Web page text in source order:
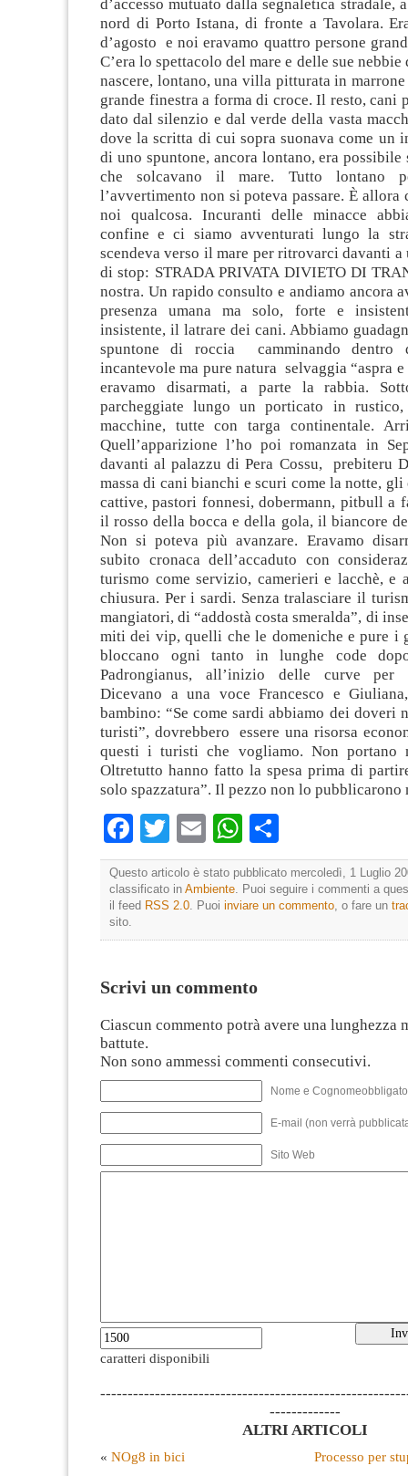
d’accesso mutuato dalla segnaletica stradale,
nord di Porto Istana, di fronte a Tavolara.
d’agosto e noi eravamo quattro persone
C’era lo spettacolo del mare e delle sue nebbie
nascere, lontano, una villa pitturata in
grande finestra a forma di croce. Il resto, cani
dato dal silenzio e dal verde della vasta
dove la scritta di cui sopra suonava come un
di uno spuntone, ancora lontano, era possibile
che solcavano il mare. Tutto lontano
l’avvertimento non si poteva passare. È allora
noi qualcosa. Incuranti delle minacce
confine e ci siamo avventurati lungo la
scendeva verso il mare per ritrovarci davanti a
di stop: STRADA PRIVATA DIVIETO DI
nostra. Un rapido consulto e andiamo ancora
presenza umana ma solo, forte e
insistente, il latrare dei cani. Abbiamo
spuntone di roccia camminando dentro
incantevole ma pure natura selvaggia “aspra
eravamo disarmati, a parte la rabbia.
parcheggiate lungo un porticato in
macchine, tutte con targa continentale.
Quell’apparizione l’ho poi romanzata in
davanti al palazzu di Pera Cossu, prebiteru
massa di cani bianchi e scuri come la notte,
cattive, pastori fonnesi, dobermann, pitbull a
il rosso della bocca e della gola, il biancore
Non si poteva più avanzare. Eravamo
subito cronaca dell’accaduto con
turismo come servizio, camerieri e lacchè, e
chiusura. Per i sardi. Senza tralasciare il
mangiatori, di “addostà costa smeralda”, di
miti dei vip, quelli che le domeniche e pure i
bloccano ogni tanto in lunghe code
Padrongianus, all’inizio delle curve per
Dicevano a una voce Francesco e
bambino: “Se come sardi abbiamo dei doveri
turisti”, dovrebbero essere una risorsa
questi i turisti che vogliamo. Non portano
Oltretutto hanno fatto la spesa prima di
solo spazzatura”. Il pezzo non lo pubblicarono
Facebook
TwitterEmailWhatsApp
Questo articolo è stato pubblicato mercoledì, 1 Luglio
classificato in Ambiente. Puoi seguire i commenti a
il feed RSS 2.0. Puoi inviare un commento, o fare un
sito.
Scrivi un commento
Ciascun commento potrà avere una lunghezza
battute.
Non sono ammessi commenti consecutivi.
Nome e
E-mail (non verrà
Sito Web
caratteri disponibili
-------------
ALTRI ARTICOLI
« NOg8 in bici Processo per